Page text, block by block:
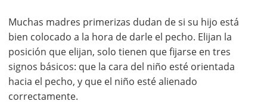
Muchas madres primerizas dudan de si su hijo está
bien colocado a la hora de darle el pecho. Elijan la
posición que elijan, solo tienen que fijarse en tres
signos básicos: que la cara del niño esté orientada
hacia el pecho, y que el niño esté alienado
correctamente.